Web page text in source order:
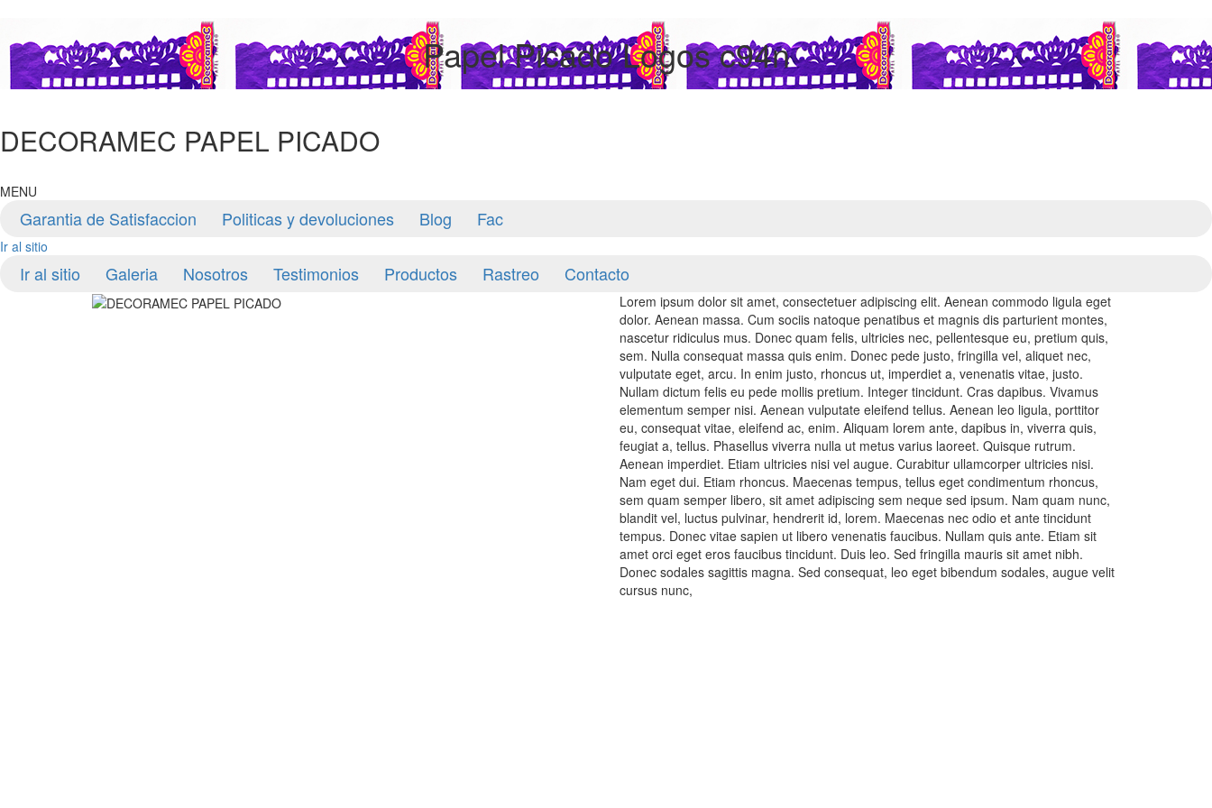
Papel Picado Logos c94n
DECORAMEC PAPEL PICADO
MENU
Garantia de Satisfaccion Politicas y devoluciones Blog Fac
Ir al sitio
Ir al sitio Galeria Nosotros Testimonios Productos Rastreo Contacto
Lorem ipsum dolor sit amet, consectetuer adipiscing elit. Aenean commodo ligula eget
dolor. Aenean massa. Cum sociis natoque penatibus et magnis dis parturient montes,
nascetur ridiculus mus. Donec quam felis, ultricies nec, pellentesque eu, pretium quis,
sem. Nulla consequat massa quis enim. Donec pede justo, fringilla vel, aliquet nec,
vulputate eget, arcu. In enim justo, rhoncus ut, imperdiet a, venenatis vitae, justo.
Nullam dictum felis eu pede mollis pretium. Integer tincidunt. Cras dapibus. Vivamus
elementum semper nisi. Aenean vulputate eleifend tellus. Aenean leo ligula, porttitor
eu, consequat vitae, eleifend ac, enim. Aliquam lorem ante, dapibus in, viverra quis,
feugiat a, tellus. Phasellus viverra nulla ut metus varius laoreet. Quisque rutrum.
Aenean imperdiet. Etiam ultricies nisi vel augue. Curabitur ullamcorper ultricies nisi.
Nam eget dui. Etiam rhoncus. Maecenas tempus, tellus eget condimentum rhoncus,
sem quam semper libero, sit amet adipiscing sem neque sed ipsum. Nam quam nunc,
blandit vel, luctus pulvinar, hendrerit id, lorem. Maecenas nec odio et ante tincidunt
tempus. Donec vitae sapien ut libero venenatis faucibus. Nullam quis ante. Etiam sit
amet orci eget eros faucibus tincidunt. Duis leo. Sed fringilla mauris sit amet nibh.
Donec sodales sagittis magna. Sed consequat, leo eget bibendum sodales, augue velit
cursus nunc,